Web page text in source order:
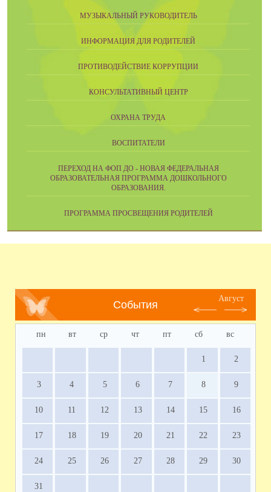
МУЗЫКАЛЬНЫЙ РУКОВОДИТЕЛЬ
ИНФОРМАЦИЯ ДЛЯ РОДИТЕЛЕЙ
ПРОТИВОДЕЙСТВИЕ КОРРУПЦИИ
КОНСУЛЬТАТИВНЫЙ ЦЕНТР
ОХРАНА ТРУДА
ВОСПИТАТЕЛИ
ПЕРЕХОД НА ФОП ДО - НОВАЯ ФЕДЕРАЛЬНАЯ
ОБРАЗОВАТЕЛЬНАЯ ПРОГРАММА ДОШКОЛЬНОГО
ОБРАЗОВАНИЯ.
ПРОГРАММА ПРОСВЕЩЕНИЯ РОДИТЕЛЕЙ
События
Август
пн вт ср чт пт сб вс
1 2
3 4 5 6 7 8 9
10 11 12 13 14 15 16
17 18 19 20 21 22 23
24 25 26 27 28 29 30
31